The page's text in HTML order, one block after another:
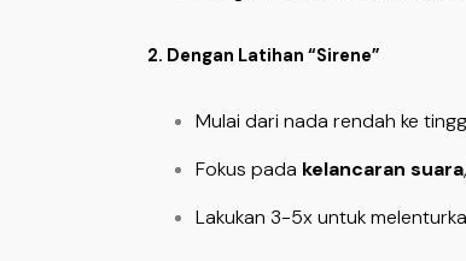
2. Dengan Latihan “Sirene”
Mulai dari nada rendah ke
Fokus pada kelancaran suara
Lakukan 3-5x untuk